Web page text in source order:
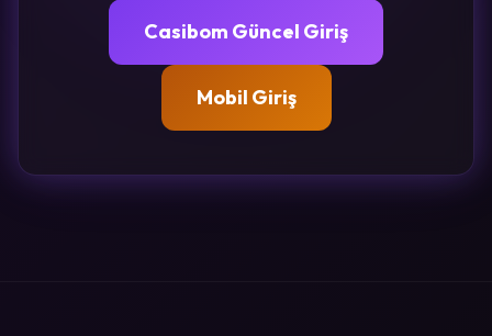
Casibom Güncel Giriş
Mobil Giriş